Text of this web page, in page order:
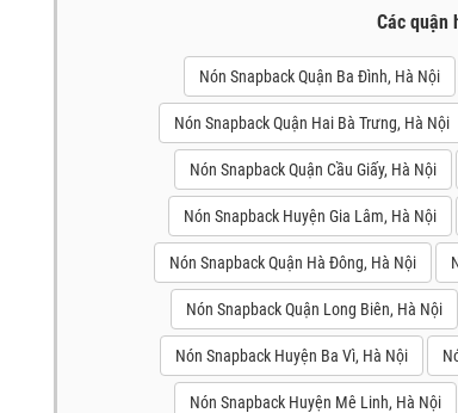
Các quận
Nón Snapback Quận Ba Đình, Hà Nội
Nón Snapback Quận Hai Bà Trưng, Hà Nội
Nón Snapback Quận Cầu Giấy, Hà Nội
Nón Snapback Huyện Gia Lâm, Hà Nội
Nón Snapback Quận Hà Đông, Hà Nội
Nón Snapback Quận Long Biên, Hà Nội
Nón Snapback Huyện Ba Vì, Hà Nội
Nón Snapback Huyện Mê Linh, Hà Nội